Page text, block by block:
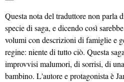
Questa nota del traduttore non parla
specie di saga, e dicendo così
volumi con descrizioni di famiglie e
regine: niente di tutto ciò. Questa
improvvisi malumori, di sorrisi, di
bambino. L'autore e protagonista è